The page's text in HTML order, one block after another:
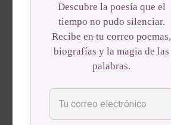
Descubre la poesía que el
tiempo no pudo silenciar.
Recibe en tu correo poemas,
biografías y la magia de las
palabras.